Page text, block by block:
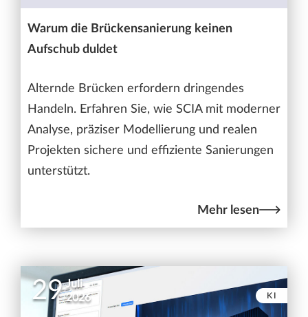
Warum die Brückensanierung keinen
Aufschub duldet
Alternde Brücken erfordern dringendes
Handeln. Erfahren Sie, wie SCIA mit moderner
Analyse, präziser Modellierung und realen
Projekten sichere und effiziente Sanierungen
unterstützt.
Mehr lesen
29 Juli
2026
KI